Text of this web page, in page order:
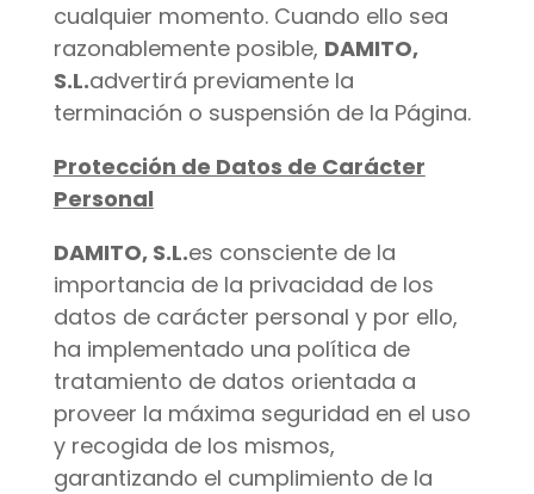
cualquier momento. Cuando ello sea
razonablemente posible, DAMITO,
S.L.advertirá previamente la
terminación o suspensión de la Página.
Protección de Datos de Carácter
Personal
DAMITO, S.L.es consciente de la
importancia de la privacidad de los
datos de carácter personal y por ello,
ha implementado una política de
tratamiento de datos orientada a
proveer la máxima seguridad en el uso
y recogida de los mismos,
garantizando el cumplimiento de la